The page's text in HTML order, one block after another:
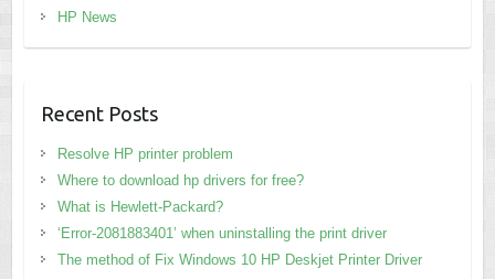
HP News
Recent Posts
Resolve HP printer problem
Where to download hp drivers for free?
What is Hewlett-Packard?
‘Error-2081883401’ when uninstalling the print driver
The method of Fix Windows 10 HP Deskjet Printer Driver